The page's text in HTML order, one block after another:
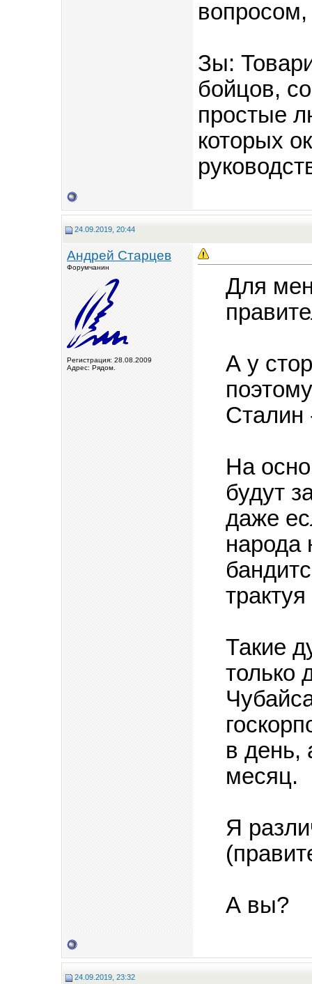
вопросом,
Зы:
бойцов,
простые
которых
24.09.2019, 20:44
Андрей Старцев
Форумчанин
Регистрация: 28.08.2009
Адрес: Рядом.
Для
А у
Сталин
На
будут
даже
народа
Такие
только
в день,
месяц.
Я
А вы?
24.09.2019, 23:32